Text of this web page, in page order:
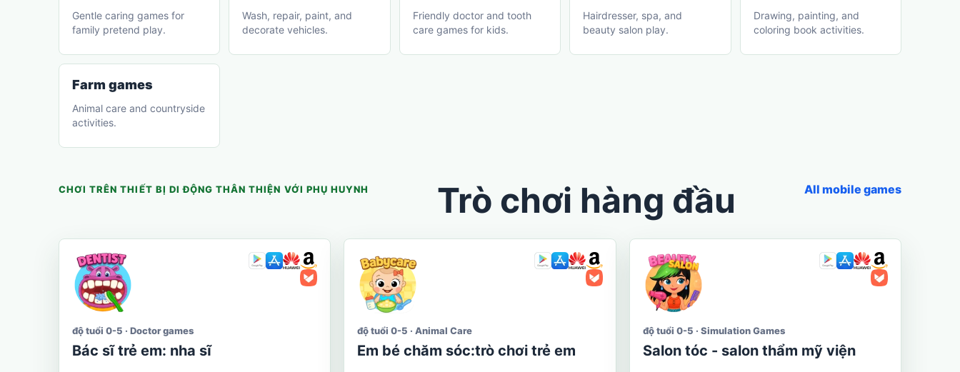
Gentle caring games for
family pretend play.
Wash, repair, paint, and
decorate vehicles.
Friendly doctor and tooth
care games for kids.
Hairdresser, spa, and
beauty salon play.
Drawing, painting, and
coloring book activities.
Farm games
Animal care and countryside
activities.
CHƠI TRÊN THIẾT BỊ DI ĐỘNG THÂN THIỆN VỚI PHỤ HUYNH Trò chơi hàng đầu All mobile games
độ tuổi 0-5 · Doctor games
Bác sĩ trẻ em: nha sĩ
độ tuổi 0-5 · Animal Care
Em bé chăm sóc:trò chơi trẻ em
độ tuổi 0-5 · Simulation Games
Salon tóc - salon thẩm mỹ viện